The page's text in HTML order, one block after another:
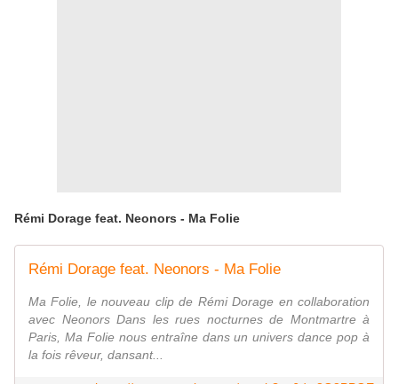
Rémi Dorage feat. Neonors - Ma Folie
Rémi Dorage feat. Neonors - Ma Folie
Ma Folie, le nouveau clip de Rémi Dorage en collaboration
avec Neonors Dans les rues nocturnes de Montmartre à
Paris, Ma Folie nous entraîne dans un univers dance pop à
la fois rêveur, dansant...